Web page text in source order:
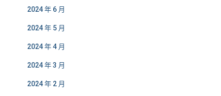
2024 年 6 月
2024 年 5 月
2024 年 4 月
2024 年 3 月
2024 年 2 月